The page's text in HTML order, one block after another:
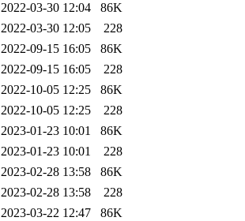
2022-03-30 12:04
86K
2022-03-30 12:05
228
2022-09-15 16:05
86K
2022-09-15 16:05
228
2022-10-05 12:25
86K
2022-10-05 12:25
228
2023-01-23 10:01
86K
2023-01-23 10:01
228
2023-02-28 13:58
86K
2023-02-28 13:58
228
2023-03-22 12:47
86K